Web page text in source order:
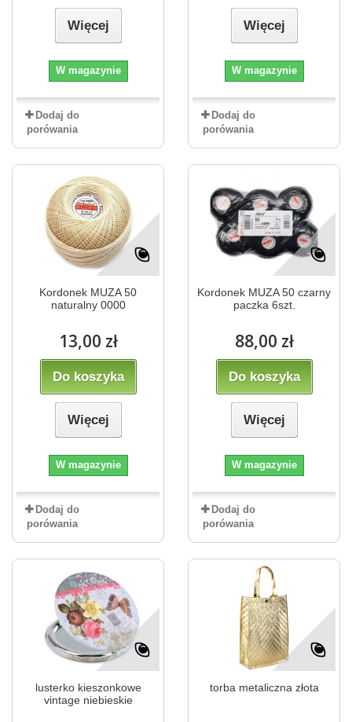
Więcej
W magazynie
Dodaj do
porówania
Więcej
W magazynie
Dodaj do
porówania
Kordonek MUZA 50
naturalny 0000
13,00 zł
Do koszyka
Więcej
W magazynie
Dodaj do
porówania
Kordonek MUZA 50 czarny
paczka 6szt.
88,00 zł
Do koszyka
Więcej
W magazynie
Dodaj do
porówania
lusterko kieszonkowe
vintage niebieskie
torba metaliczna złota